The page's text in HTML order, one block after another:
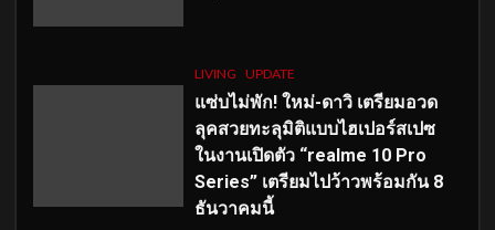
LIVING UPDATE
แซ่บไม่พัก! ใหม่-ดาวิ เตรียมอวด
ลุคสวยทะลุมิติแบบไฮเปอร์สเปซ
ในงานเปิดตัว “realme 10 Pro
Series” เตรียมไปว้าวพร้อมกัน 8
ธันวาคมนี้